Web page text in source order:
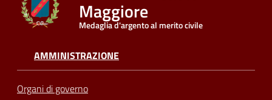
Seguici
Maggiore
Medaglia d'argento al merito civile
AMMINISTRAZIONE
Organi di governo